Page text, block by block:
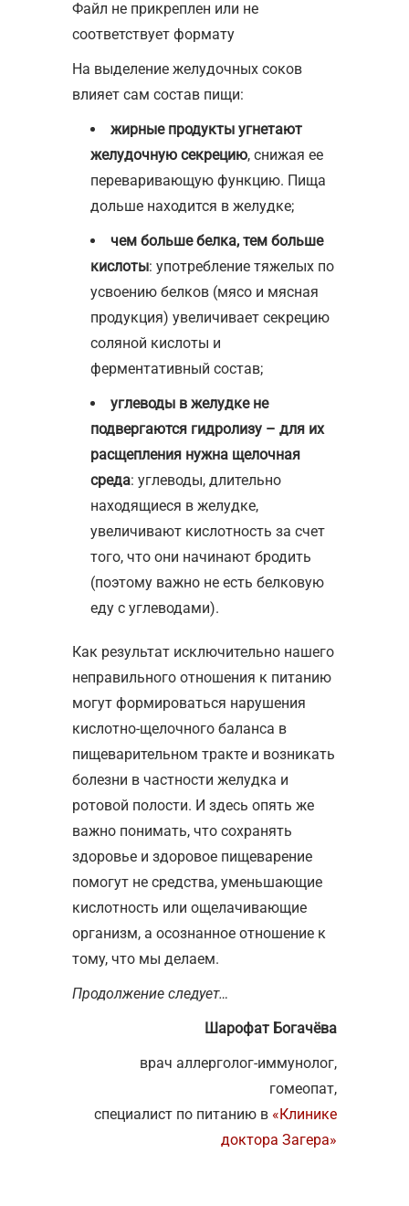
Файл не прикреплен или не
соответствует формату
На выделение желудочных соков
влияет сам состав пищи:
жирные продукты угнетают
желудочную секрецию, снижая ее
переваривающую функцию. Пища
дольше находится в желудке;
чем больше белка, тем больше
кислоты: употребление тяжелых по
усвоению белков (мясо и мясная
продукция) увеличивает секрецию
соляной кислоты и
ферментативный состав;
углеводы в желудке не
подвергаются гидролизу – для их
расщепления нужна щелочная
среда: углеводы, длительно
находящиеся в желудке,
увеличивают кислотность за счет
того, что они начинают бродить
(поэтому важно не есть белковую
еду с углеводами).
Как результат исключительно нашего
неправильного отношения к питанию
могут формироваться нарушения
кислотно-щелочного баланса в
пищеварительном тракте и возникать
болезни в частности желудка и
ротовой полости. И здесь опять же
важно понимать, что сохранять
здоровье и здоровое пищеварение
помогут не средства, уменьшающие
кислотность или ощелачивающие
организм, а осознанное отношение к
тому, что мы делаем.
Продолжение следует…
Шарофат Богачёва
врач аллерголог-иммунолог,
гомеопат,
специалист по питанию в «Клинике
доктора Загера»